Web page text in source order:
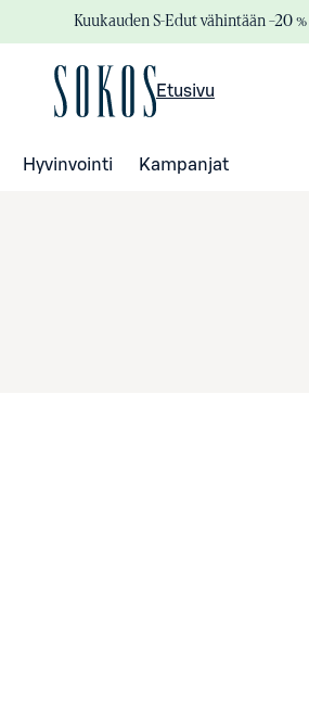
Kuukauden S-Edut vähintään –20 %
Etusivu
Hyvinvointi Kampanjat